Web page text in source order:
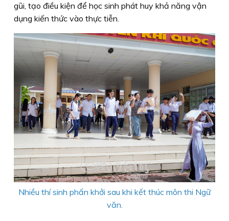
gũi, tạo điều kiện để học sinh phát huy khả năng vận
dụng kiến thức vào thực tiễn.
Nhiều thí sinh phấn khởi sau khi kết thúc môn thi Ngữ
văn.